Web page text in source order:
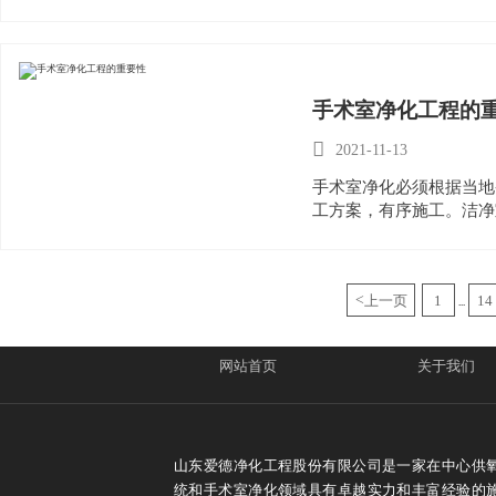
手术室净化工程的

2021-11-13
手术室净化必须根据当
工方案，有序施工。洁
<上一页 1 ... 14
网站首页 关于我们
山东爱德净化工程股份有限公司是一家在中心供
统和手术室净化领域具有卓越实力和丰富经验的